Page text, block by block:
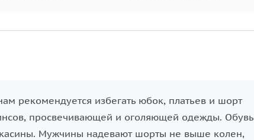
рекомендуется избегать юбок, платьев и шорт
просвечивающей и оголяющей одежды. Обувь
Мужчины надевают шорты не выше колен,